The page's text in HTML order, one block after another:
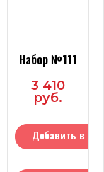
Набор №111
3 410
руб.
Добавить в